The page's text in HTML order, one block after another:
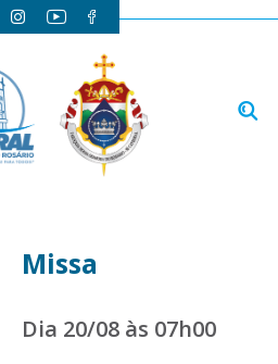
Missa
Dia 20/08 às 07h00